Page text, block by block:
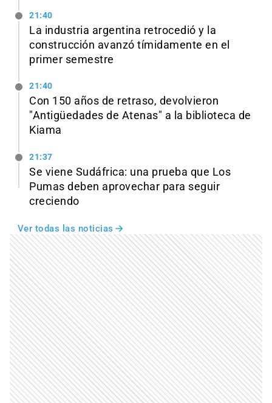
21:40
La industria argentina retrocedió y la
construcción avanzó tímidamente en el
primer semestre
21:40
Con 150 años de retraso, devolvieron
"Antigüedades de Atenas" a la biblioteca de
Kiama
21:37
Se viene Sudáfrica: una prueba que Los
Pumas deben aprovechar para seguir
creciendo
Ver todas las noticias